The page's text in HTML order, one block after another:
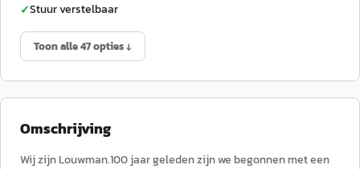
✓Stuur verstelbaar
Toon alle 47 opties ↓
Omschrijving
Wij zijn Louwman.100 jaar geleden zijn we begonnen met een